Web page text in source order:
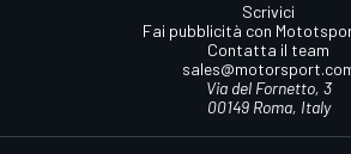
Scrivici
Fai pubblicità con
Contatta il team
Via del Fornetto, 3
00149 Roma, Italy